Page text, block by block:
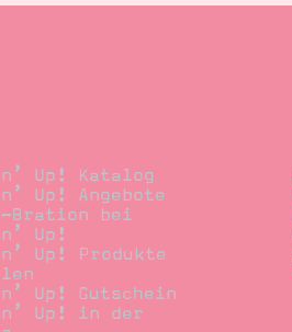
Up! Katalog
Up! Angebote
Bration bei
Up!
Up! Produkte
Up! Gutschein
Up! in der